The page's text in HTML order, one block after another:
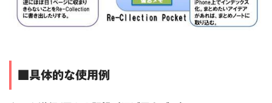
■具体的な使用例